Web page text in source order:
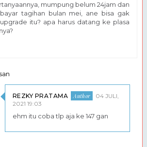
mumpung belum 24jam dan
tagihan bulan mei, ane bisa gak
itu? apa harus datang ke plasa
REZKY PRATAMA
04 JULI,
2021 19:03
ehm itu coba tlp aja ke 147 gan